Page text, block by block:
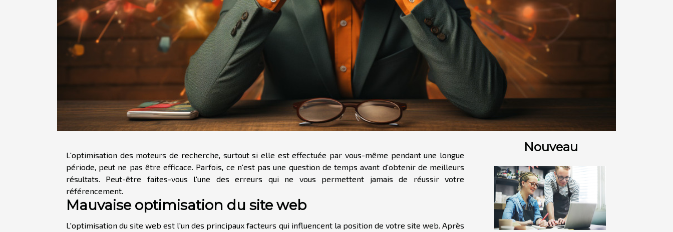
L'optimisation des moteurs de recherche, surtout si elle est effectuée par vous-même pendant une longue
période, peut ne pas être efficace. Parfois, ce n'est pas une question de temps avant d'obtenir de meilleurs
résultats. Peut-être faites-vous l'une des erreurs qui ne vous permettent jamais de réussir votre
référencement.
Mauvaise optimisation du site web
L'optimisation du site web est l'un des principaux facteurs qui influencent la position de votre site web. Après
Nouveau